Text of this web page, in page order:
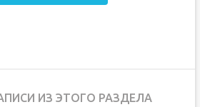
ИЗ ЭТОГО РАЗДЕЛА